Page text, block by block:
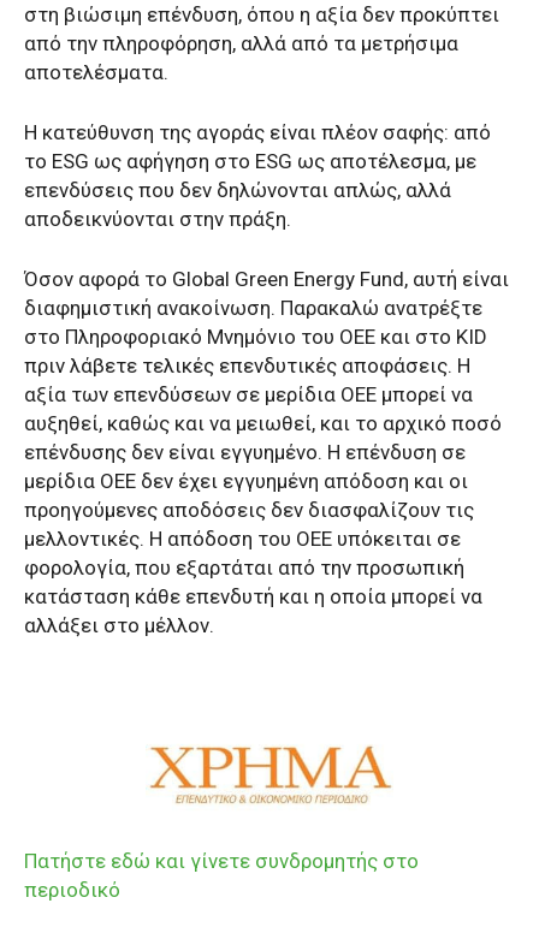
στη βιώσιμη επένδυση, όπου η αξία δεν προκύπτει
από την πληροφόρηση, αλλά από τα μετρήσιμα
αποτελέσματα.
Η κατεύθυνση της αγοράς είναι πλέον σαφής: από
το ESG ως αφήγηση στο ESG ως αποτέλεσμα, με
επενδύσεις που δεν δηλώνονται απλώς, αλλά
αποδεικνύονται στην πράξη.
Όσον αφορά το Global Green Energy Fund, αυτή είναι
διαφημιστική ανακοίνωση. Παρακαλώ ανατρέξτε
στο Πληροφοριακό Μνημόνιο του ΟΕΕ και στο KID
πριν λάβετε τελικές επενδυτικές αποφάσεις. Η
αξία των επενδύσεων σε μερίδια ΟΕΕ μπορεί να
αυξηθεί, καθώς και να μειωθεί, και το αρχικό ποσό
επένδυσης δεν είναι εγγυημένο. Η επένδυση σε
μερίδια ΟΕΕ δεν έχει εγγυημένη απόδοση και οι
προηγούμενες αποδόσεις δεν διασφαλίζουν τις
μελλοντικές. Η απόδοση του ΟΕΕ υπόκειται σε
φορολογία, που εξαρτάται από την προσωπική
κατάσταση κάθε επενδυτή και η οποία μπορεί να
αλλάξει στο μέλλον.
Πατήστε εδώ και γίνετε συνδρομητής στο
περιοδικό